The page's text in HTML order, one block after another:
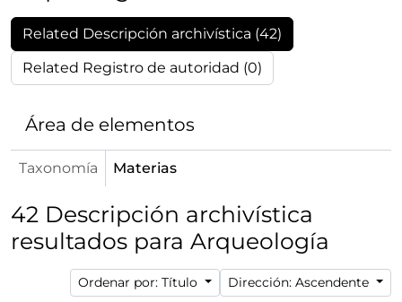
Related Descripción archivística (42)
Related Registro de autoridad (0)
Área de elementos
Taxonomía Materias
42 Descripción archivística
resultados para Arqueología
Ordenar por: Título Dirección: Ascendente